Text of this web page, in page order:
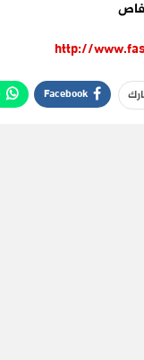
http://
Facebook